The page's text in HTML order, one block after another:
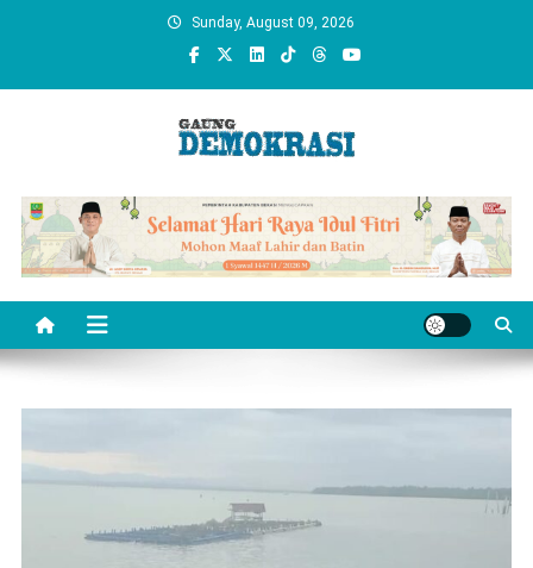
Sunday, August 09, 2026
gaungdemokrasi.com